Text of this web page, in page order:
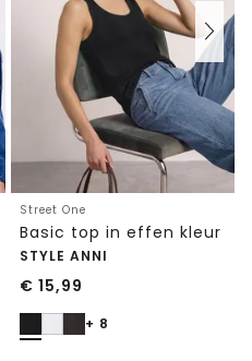
Street One
Basic top in effen kleur
STYLE ANNI
€ 15,99
+ 8